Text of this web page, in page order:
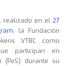
realizado en el 27
, la Fundación
VTBC como
participan en
(PoS) durante su